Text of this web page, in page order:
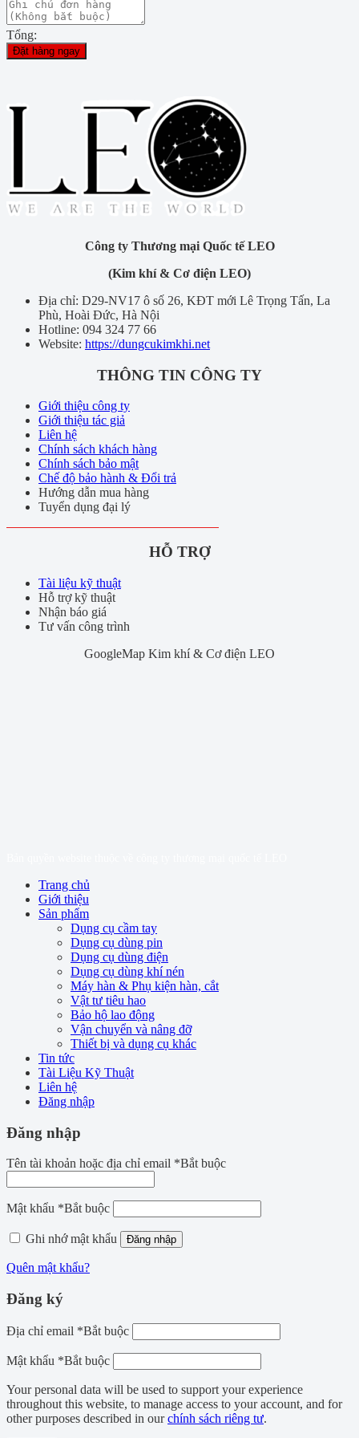
Tổng:
Đặt hàng ngay
Công ty Thương mại Quốc tế LEO
(Kim khí & Cơ điện LEO)
Địa chỉ: D29-NV17 ô số 26, KĐT mới Lê Trọng Tấn, La
Phù, Hoài Đức, Hà Nội
Hotline: 094 324 77 66
Website: https://dungcukimkhi.net
THÔNG TIN CÔNG TY
Giới thiệu công ty
Giới thiệu tác giả
Liên hệ
Chính sách khách hàng
Chính sách bảo mật
Chế độ bảo hành & Đổi trả
Hướng dẫn mua hàng
Tuyển dụng đại lý
HỖ TRỢ
Tài liệu kỹ thuật
Hỗ trợ kỹ thuật
Nhận báo giá
Tư vấn công trình
GoogleMap Kim khí & Cơ điện LEO
Trang chủ
Giới thiệu
Sản phẩm
Dụng cụ cầm tay
Dụng cụ dùng pin
Dụng cụ dùng điện
Dụng cụ dùng khí nén
Máy hàn & Phụ kiện hàn, cắt
Vật tư tiêu hao
Bảo hộ lao động
Vận chuyển và nâng đỡ
Thiết bị và dụng cụ khác
Tin tức
Tài Liệu Kỹ Thuật
Liên hệ
Đăng nhập
Đăng nhập
Tên tài khoản hoặc địa chỉ email *Bắt buộc
Mật khẩu *Bắt buộc
Ghi nhớ mật khẩu Đăng nhập
Quên mật khẩu?
Đăng ký
Địa chỉ email *Bắt buộc
Mật khẩu *Bắt buộc
Your personal data will be used to support your experience
throughout this website, to manage access to your account, and for
other purposes described in ourchính sách riêng tư.